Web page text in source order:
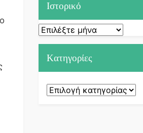
Ιστορικό
Ιστορικό
Kατηγορίες
Kατηγορίες